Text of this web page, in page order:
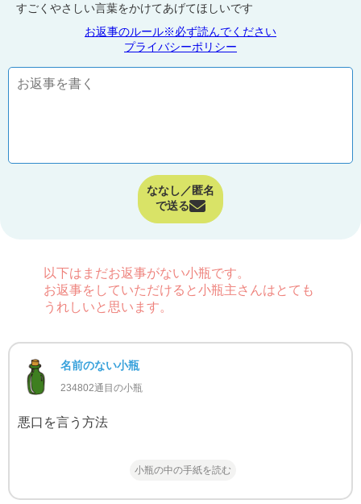
すごくやさしい言葉をかけてあげてほしいです
お返事のルール※必ず読んでください
プライバシーポリシー
ななし／匿名
で送る
以下はまだお返事がない小瓶です。
お返事をしていただけると小瓶主さんはとても
うれしいと思います。
名前のない小瓶
234802通目の小瓶
悪口を言う方法
小瓶の中の手紙を読む